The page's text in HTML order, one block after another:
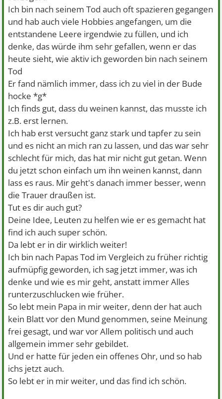
Ich bin nach seinem Tod auch oft spazieren gegangen
und hab auch viele Hobbies angefangen, um die
entstandene Leere irgendwie zu füllen, und ich
denke, das würde ihm sehr gefallen, wenn er das
heute sieht, wie aktiv ich geworden bin nach seinem
Tod
Er fand nämlich immer, dass ich zu viel in der Bude
hocke *g*
Ich finds gut, dass du weinen kannst, das musste ich
z.B. erst lernen.
Ich hab erst versucht ganz stark und tapfer zu sein
und es nicht an mich ran zu lassen, und das war sehr
schlecht für mich, das hat mir nicht gut getan. Wenn
du jetzt schon einfach um ihn weinen kannst, dann
lass es raus. Mir geht's danach immer besser, wenn
die Trauer draußen ist.
Tut es dir auch gut?
Deine Idee, Leuten zu helfen wie er es gemacht hat
find ich auch super schön.
Da lebt er in dir wirklich weiter!
Ich bin nach Papas Tod im Vergleich zu früher richtig
aufmüpfig geworden, ich sag jetzt immer, was ich
denke und wie es mir geht, anstatt immer Alles
runterzuschlucken wie früher.
So lebt mein Papa in mir weiter, denn der hat auch
kein Blatt vor den Mund genommen, seine Meinung
frei gesagt, und war vor Allem politisch und auch
allgemein immer sehr gebildet.
Und er hatte für jeden ein offenes Ohr, und so hab
ichs jetzt auch.
So lebt er in mir weiter, und das find ich schön.